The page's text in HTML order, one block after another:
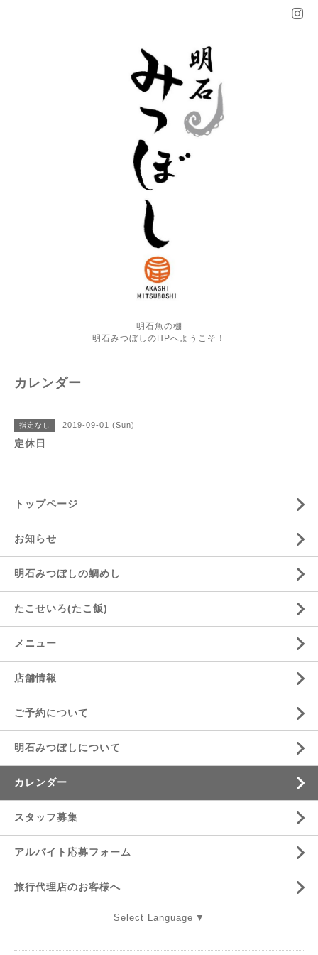
明石魚の棚
明石みつぼしのHPへようこそ！
カレンダー
指定なし 2019-09-01 (Sun)
定休日
トップページ
お知らせ
明石みつぼしの鯛めし
たこせいろ(たこ飯)
メニュー
店舗情報
ご予約について
明石みつぼしについて
カレンダー
スタッフ募集
アルバイト応募フォーム
旅行代理店のお客様へ
Select Language ▼